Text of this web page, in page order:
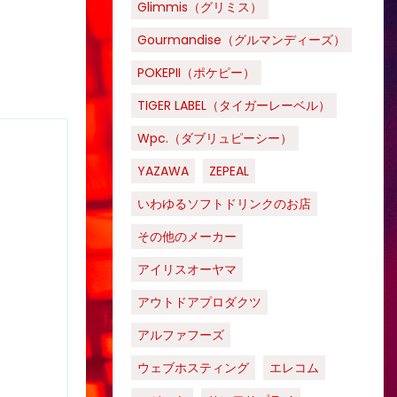
Glimmis（グリミス）
Gourmandise（グルマンディーズ）
POKEPII（ポケピー）
TIGER LABEL（タイガーレーベル）
Wpc.（ダブリュピーシー）
YAZAWA
ZEPEAL
いわゆるソフトドリンクのお店
その他のメーカー
アイリスオーヤマ
アウトドアプロダクツ
アルファフーズ
ウェブホスティング
エレコム